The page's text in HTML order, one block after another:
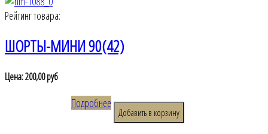
Рейтинг товара:
ШОРТЫ-МИНИ 90(42)
Цена:200,00 руб
Подробнее